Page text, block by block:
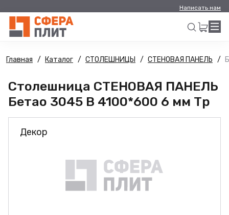
Написать нам
Искать
Главная Каталог СТОЛЕШНИЦЫ СТЕНОВАЯ ПАНЕЛЬ
Столешница СТЕНОВАЯ ПАНЕЛЬ
Бетао 3045 B 4100*600 6 мм Тр
Декор